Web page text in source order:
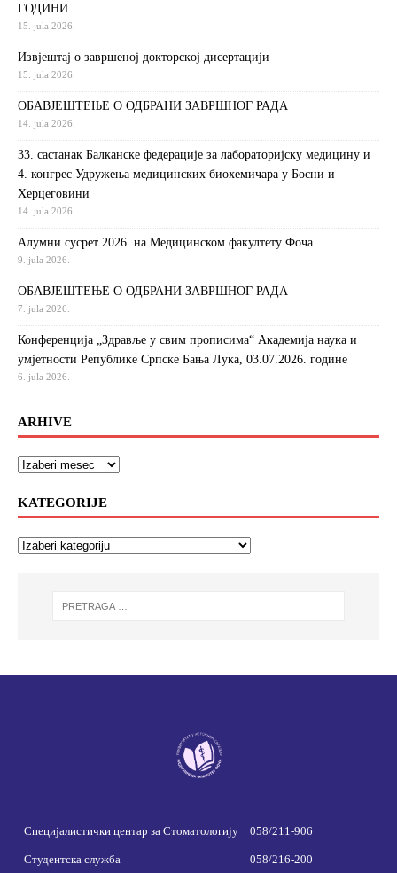
ГОДИНИ
15. jula 2026.
Извjeштaj o зaвршeнoj дoктoрскoj дисeртaциjи
15. jula 2026.
ОБАВЈЕШТЕЊЕ О ОДБРАНИ ЗАВРШНОГ РАДА
14. jula 2026.
33. састанак Балканске федерације за лабораторијску медицину и
4. конгрес Удружења медицинских биохемичара у Босни и
Херцеговини
14. jula 2026.
Алумни сусрет 2026. на Медицинском факултету Фоча
9. jula 2026.
ОБАВЈЕШТЕЊЕ О ОДБРАНИ ЗАВРШНОГ РАДА
7. jula 2026.
Конференција „Здравље у свим прописима“ Академија наука и
умјетности Републике Српске Бања Лука, 03.07.2026. године
6. jula 2026.
ARHIVE
KATEGORIJE
Специјалистички центар за Стоматологију 058/211-906
Студентска служба 058/216-200